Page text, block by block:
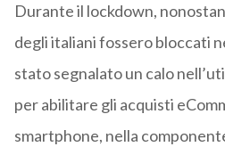
Durante il lockdown,
degli italiani fossero bloccati
stato segnalato un calo
per abilitare gli acquisti
smartphone, nella